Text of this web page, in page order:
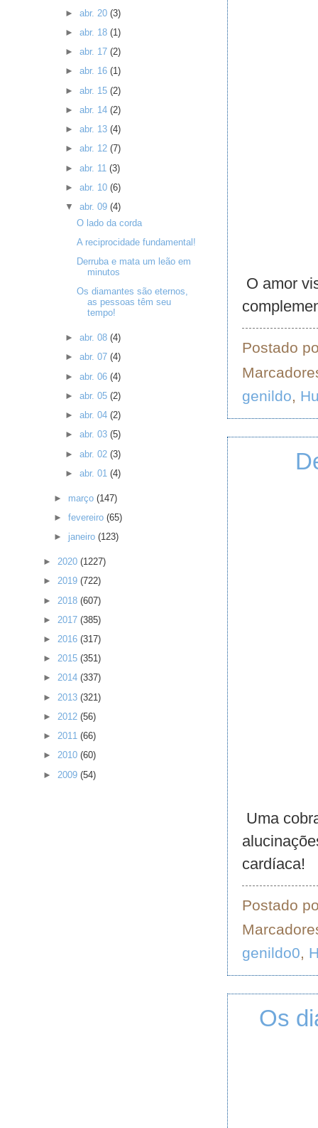
O amor
Postado
genildo
Uma
cardíaca!
Postado
genildo0,
Os
► abr. 20 (3)
► abr. 18 (1)
► abr. 17 (2)
► abr. 16 (1)
► abr. 15 (2)
► abr. 14 (2)
► abr. 13 (4)
► abr. 12 (7)
► abr. 11 (3)
► abr. 10 (6)
▼ abr. 09 (4)
O lado da corda
A reciprocidade fundamental!
Derruba e mata um leão em
minutos
Os diamantes são eternos,
as pessoas têm seu
tempo!
► abr. 08 (4)
► abr. 07 (4)
► abr. 06 (4)
► abr. 05 (2)
► abr. 04 (2)
► abr. 03 (5)
► abr. 02 (3)
► abr. 01 (4)
► março(147)
►fevereiro(65)
► janeiro(123)
► 2020 (1227)
► 2019 (722)
► 2018 (607)
► 2017 (385)
► 2016 (317)
► 2015 (351)
► 2014 (337)
► 2013 (321)
► 2012 (56)
► 2011 (66)
► 2010 (60)
► 2009 (54)